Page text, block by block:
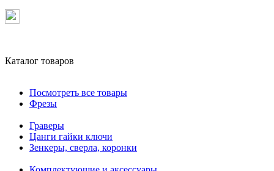
Каталог товаров
Посмотреть все товары
Фрезы
Граверы
Цанги гайки ключи
Зенкеры, сверла, коронки